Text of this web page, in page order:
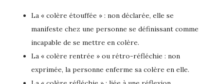
La « colère étouffée » : non déclarée, elle se
manifeste chez une personne se définissant comme
incapable de se mettre en colère.
La « colère rentrée » ou rétro-réfléchie : non
exprimée, la personne enferme sa colère en elle.